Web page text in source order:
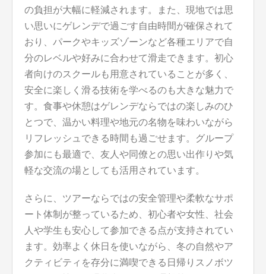
の負担が大幅に軽減されます。また、現地では思
い思いにゲレンデで過ごす自由時間が確保されて
おり、パークやキッズゾーンなど各種エリアで自
分のレベルや好みに合わせて滑走できます。初心
者向けのスクールも用意されていることが多く、
安全に楽しく滑る技術を学べるのも大きな魅力で
す。食事や休憩はゲレンデならではの楽しみのひ
とつで、温かい料理や地元の名物を味わいながら
リフレッシュできる時間も過ごせます。グループ
参加にも最適で、友人や同僚との思い出作りや気
軽な交流の場としても活用されています。
さらに、ツアーならではの安全管理や柔軟なサポ
ート体制が整っているため、初心者や女性、社会
人や学生も安心して参加できる点が支持されてい
ます。効率よく休日を使いながら、冬の自然やア
クティビティを存分に満喫できる日帰りスノボツ